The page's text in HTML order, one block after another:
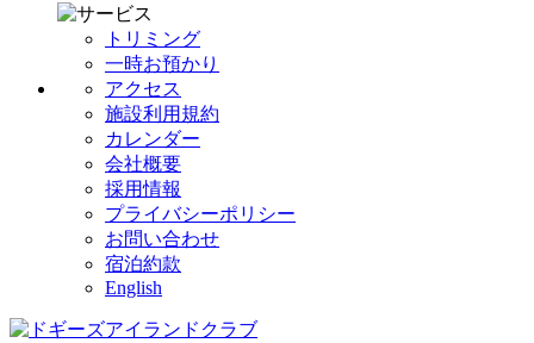
トリミング
一時お預かり
アクセス
施設利用規約
カレンダー
会社概要
採用情報
プライバシーポリシー
お問い合わせ
宿泊約款
English